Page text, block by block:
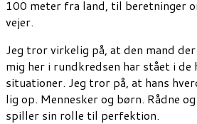
100 meter fra land, til beretninger
vejer.
Jeg tror virkelig på, at den mand
mig her i rundkredsen har stået i
situationer. Jeg tror på, at hans
lig op. Mennesker og børn. Rådne
spiller sin rolle til perfektion.